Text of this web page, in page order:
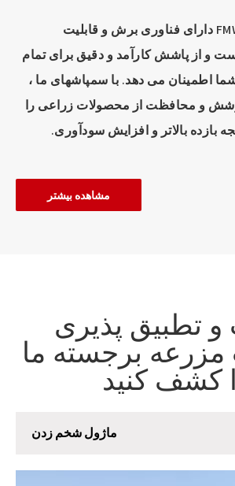
سری اسپری FMWorld دارای فناوری برش و قابلیت
و از پاشش کارآمد و دقیق برای تمام
اطمینان می دهد. با سمپاشهای ما ،
و محافظت از محصولات زراعی را
بازده بالاتر و افزایش سودآوری.
مشاهده بیشتر
تطبیق پذیری
مزرعه برجسته ما
کشف کنید
ماژول شخم زدن
ماژول شخم زدن